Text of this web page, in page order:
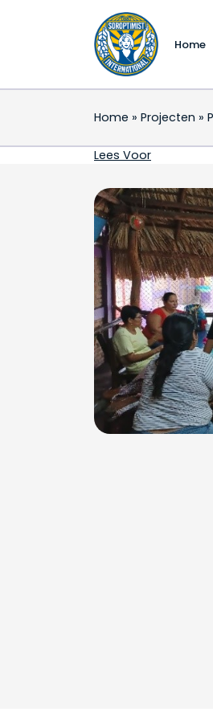
Home
Home » Projecten »
Pater Theo
Lees Voor